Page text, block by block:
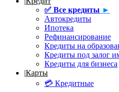
✅ Все кредиты ►
Автокредиты
Ипотека
Рефинансирование
Кредиты на
Кредиты под залог
Кредиты для бизнеса
|Карты
💳 Кредитные